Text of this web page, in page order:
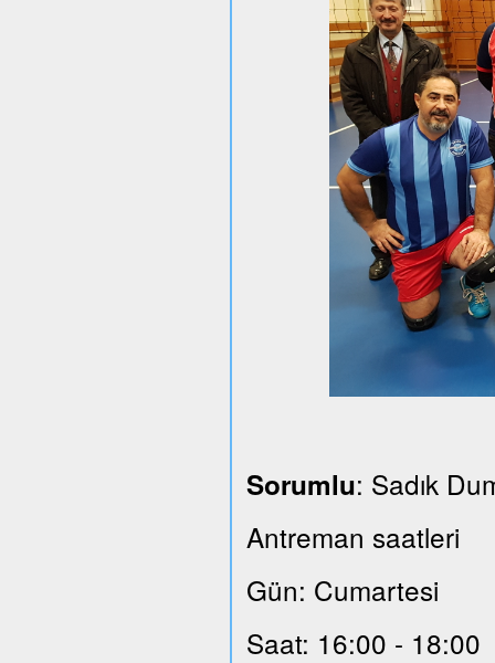
Sorumlu: Sadık
Antreman saatleri
Gün: Cumartesi
Saat: 16:00 - 18:00